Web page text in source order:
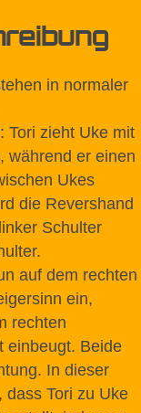
in normaler
: Tori zieht Uke mit
während er einen
Ukes
die Revershand
Schulter
auf dem rechten
ein,
rechten
einbeugt. Beide
In dieser
dass Tori zu Uke